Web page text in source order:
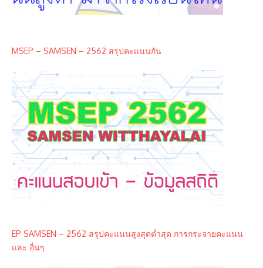
MSEP – SAMSEN – 2562 สรุปคะแนนกัน
EP SAMSEN – 2562 สรุปคะแนนสูงสุดต่ำสุด การกระจายคะแนน
และ อื่นๆ